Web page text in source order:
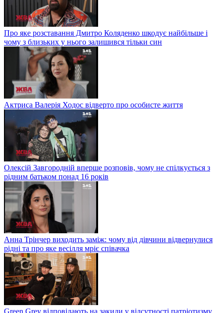
Про яке розставання Дмитро Коляденко шкодує найбільше і
чому з близьких у нього залишився тільки син
Актриса Валерія Ходос відверто про особисте життя
Олексій Завгородній вперше розповів, чому не спілкується з
рідним батьком понад 16 років
Анна Трінчер виходить заміж: чому від дівчини відвернулися
рідні та про яке весілля мріє співачка
Green Grey відповідають на закиди у відсутності патріотизму